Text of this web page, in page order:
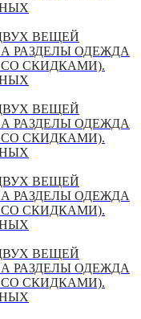
ВЕЩЕЙ
РАЗДЕЛЫ ОДЕЖДА
СКИДКАМИ).
ВЕЩЕЙ
РАЗДЕЛЫ ОДЕЖДА
СКИДКАМИ).
ВЕЩЕЙ
РАЗДЕЛЫ ОДЕЖДА
СКИДКАМИ).
ВЕЩЕЙ
РАЗДЕЛЫ ОДЕЖДА
СКИДКАМИ).